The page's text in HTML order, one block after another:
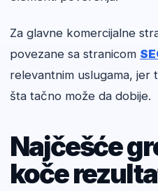
Za glavne komercijalne
povezane sa stranicom
relevantnim uslugama,
šta tačno može da dobije.
Najčešće
koče